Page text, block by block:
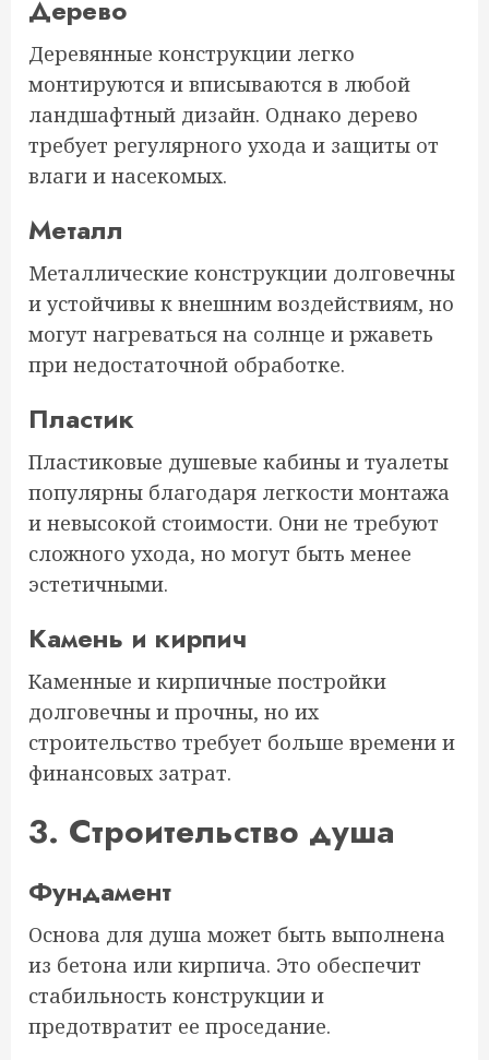
Дерево
Деревянные конструкции легко
монтируются и вписываются в любой
ландшафтный дизайн. Однако дерево
требует регулярного ухода и защиты от
влаги и насекомых.
Металл
Металлические конструкции долговечны
и устойчивы к внешним воздействиям, но
могут нагреваться на солнце и ржаветь
при недостаточной обработке.
Пластик
Пластиковые душевые кабины и туалеты
популярны благодаря легкости монтажа
и невысокой стоимости. Они не требуют
сложного ухода, но могут быть менее
эстетичными.
Камень и кирпич
Каменные и кирпичные постройки
долговечны и прочны, но их
строительство требует больше времени и
финансовых затрат.
3. Строительство душа
Фундамент
Основа для душа может быть выполнена
из бетона или кирпича. Это обеспечит
стабильность конструкции и
предотвратит ее проседание.